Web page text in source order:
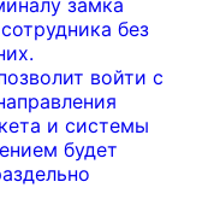
замка
без
войти с
и системы
будет